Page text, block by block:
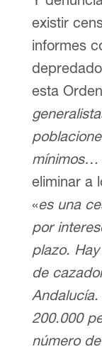
existir
informes
esta
mínimos…
eliminar a
«es una
por
plazo.
de
200.000
número